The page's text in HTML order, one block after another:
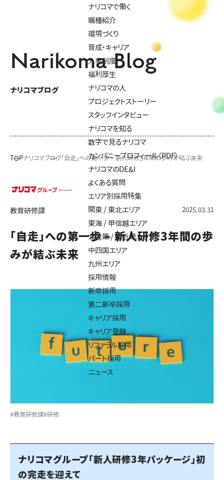
ナリコマで働く
職種紹介
環境づくり
育成・キャリア
人事制度
福利厚生
ナリコマの人
プロジェクトストーリー
スタッフインタビュー
ナリコマを知る
数字で見るナリコマ
カンパニープロフィール（PDF）
ナリコマのDE&I
よくある質問
エリア別採用特集
関東 / 東北エリア
東海 / 甲信越エリア
北近畿 / 南近畿エリア
中四国エリア
九州エリア
採用情報
新卒採用
第二新卒採用
キャリア採用
キャリア登録
リファラル採用
パート採用
ニュース
Narikoma Blog
ナリコマブログ
TOPナリコマブログ「自走」への第一歩 – 新人研修3年間の歩みが結ぶ未来
教育研修課 2025.03.31
「自走」への第一歩 – 新人研修3年間の歩
みが結ぶ未来
#教育研修課#研修
ナリコマグループ「新人研修3年パッケージ」初
の完走を迎えて